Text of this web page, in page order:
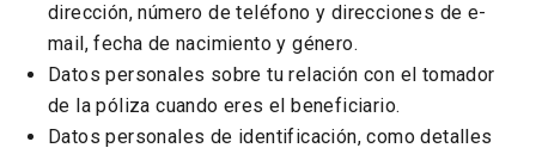
dirección, número de teléfono y direcciones de e-
mail, fecha de nacimiento y género.
Datos personales sobre tu relación con el tomador
de la póliza cuando eres el beneficiario.
Datos personales de identificación, como detalles